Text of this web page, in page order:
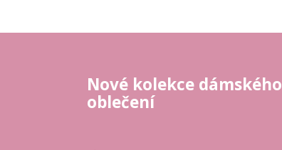
Nové kolekce dámského
oblečení